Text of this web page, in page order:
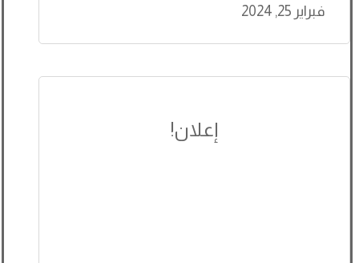
فبراير 25, 2024
إعلان!